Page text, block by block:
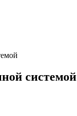
системой